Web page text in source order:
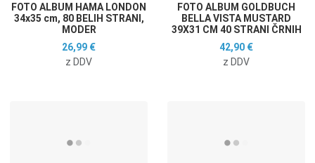
FOTO ALBUM HAMA LONDON
34x35 cm, 80 BELIH STRANI,
MODER
26,99 €
z DDV
FOTO ALBUM GOLDBUCH
BELLA VISTA MUSTARD
39X31 CM 40 STRANI ČRNIH
42,90 €
z DDV